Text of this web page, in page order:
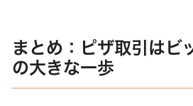
まとめ：ピザ取引はビ
の大きな一歩